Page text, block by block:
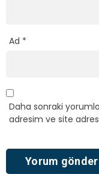
Ad *
Daha sonraki
adresim ve site